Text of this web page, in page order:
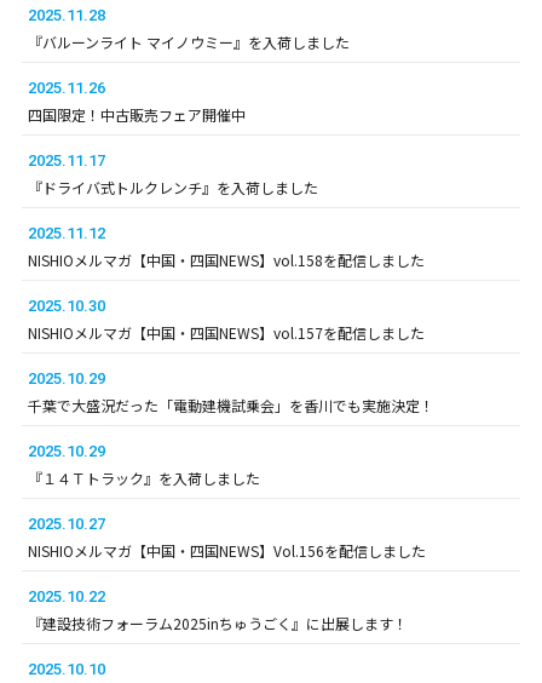
2025.11.28
『バルーンライト マイノウミー』を入荷しました
2025.11.26
四国限定！中古販売フェア開催中
2025.11.17
『ドライバ式トルクレンチ』を入荷しました
2025.11.12
NISHIOメルマガ【中国・四国NEWS】vol.158を配信しました
2025.10.30
NISHIOメルマガ【中国・四国NEWS】vol.157を配信しました
2025.10.29
千葉で大盛況だった「電動建機試乗会」を香川でも実施決定！
2025.10.29
『１４Ｔトラック』を入荷しました
2025.10.27
NISHIOメルマガ【中国・四国NEWS】Vol.156を配信しました
2025.10.22
『建設技術フォーラム2025inちゅうごく』に出展します！
2025.10.10